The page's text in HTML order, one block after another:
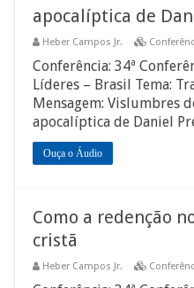
apocalíptica de
Heber Campos Jr.
Conferência: 34ª
Líderes – Brasil Tema:
Mensagem: Vislumbres
apocalíptica de Daniel
Ouça o Áudio
Como a redenção
cristã
Heber Campos Jr.